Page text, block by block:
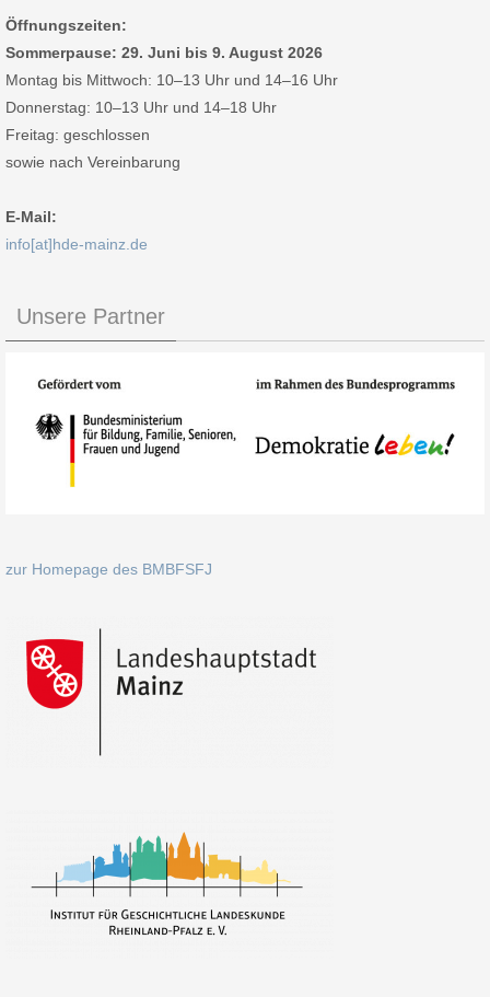
Öffnungszeiten:
Sommerpause: 29. Juni bis 9. August 2026
Montag bis Mittwoch: 10–13 Uhr und 14–16 Uhr
Donnerstag: 10–13 Uhr und 14–18 Uhr
Freitag: geschlossen
sowie nach Vereinbarung
E-Mail:
info[at]hde-mainz.de
Unsere Partner
zur Homepage des BMBFSFJ